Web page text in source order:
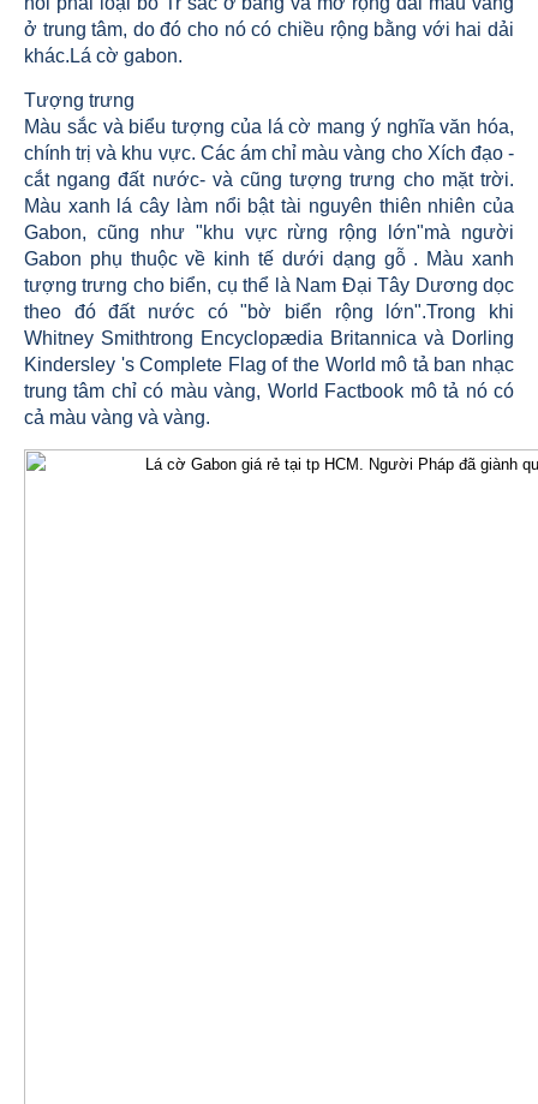
ở trung tâm, do đó cho nó có chiều rộng bằng với hai dải
khác.Lá cờ gabon.
Tượng trưng
Màu sắc và biểu tượng của lá cờ mang ý nghĩa văn hóa,
chính trị và khu vực. Các ám chỉ màu vàng cho Xích đạo -
cắt ngang đất nước- và cũng tượng trưng cho mặt trời.
Màu xanh lá cây làm nổi bật tài nguyên thiên nhiên của
Gabon, cũng như "khu vực rừng rộng lớn"mà người
Gabon phụ thuộc về kinh tế dưới dạng gỗ . Màu xanh
tượng trưng cho biển, cụ thể là Nam Đại Tây Dương dọc
theo đó đất nước có "bờ biển rộng lớn".Trong khi
Whitney Smithtrong Encyclopædia Britannica và Dorling
Kindersley 's Complete Flag of the World mô tả ban nhạc
trung tâm chỉ có màu vàng, World Factbook mô tả nó có
cả màu vàng và vàng.